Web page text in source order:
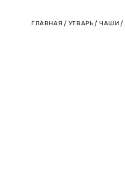
ГЛАВНАЯ / УТВАРЬ / ЧАШИ /